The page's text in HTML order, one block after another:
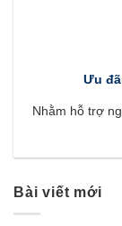
Ưu
Nhằm hỗ trợ
Bài viết mới